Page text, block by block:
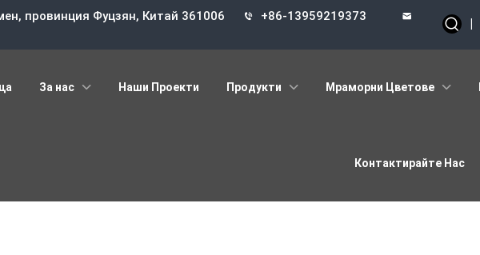
провинция Фуцзян, Китай 361006 +86-13959219373 |
За нас Наши Проекти Продукти Мраморни Цветове
Контактирайте Нас